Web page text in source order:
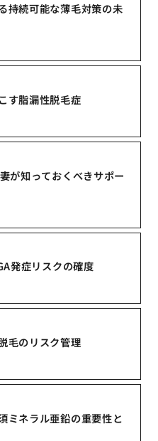
持続可能な薄毛対策の未
す脂漏性脱毛症
が知っておくべきサポー
発症リスクの確度
毛のリスク管理
ミネラル亜鉛の重要性と